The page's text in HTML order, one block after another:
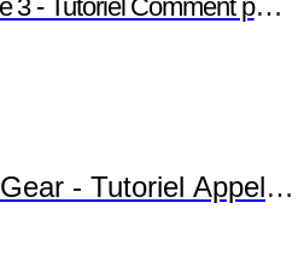
10.1 Edition 2014 --